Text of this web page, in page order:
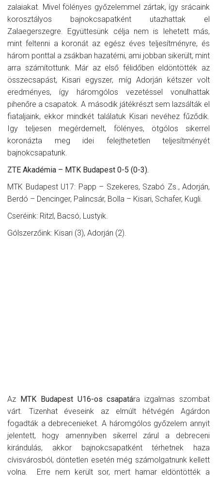
zalaiakat. Mivel fölényes győzelemmel zártak, így srácaink
korosztályos bajnokcsapatként utazhattak el
Zalaegerszegre. Együttesünk célja nem is lehetett más,
mint feltenni a koronát az egész éves teljesítményre, és
három ponttal a zsákban hazatérni, ami jobban sikerült, mint
arra számítottunk. Már az első félidőben eldöntötték az
összecsapást, Kisari egyszer, míg Adorján kétszer volt
eredményes, így háromgólos vezetéssel vonulhattak
pihenőre a csapatok. A második játékrészt sem lazsálták el
fiataljaink, ekkor mindkét találatuk Kisari nevéhez fűződik.
Igy teljesen megérdemelt, fölényes, ötgólos sikerrel
koronázta meg idei felejthetetlen teljesítményét
bajnokcsapatunk.
ZTE Akadémia – MTK Budapest 0-5 (0-3).
MTK Budapest U17: Papp – Szekeres, Szabó Zs., Adorján,
Berdó – Dencinger, Palincsár, Bolla – Kisari, Schafer, Kugli.
Cseréink: Ritzl, Bacsó, Lustyik.
Gólszerzőink: Kisari (3), Adorján (2).
Az MTK Budapest U16-os csapatára izgalmas szombat
várt. Tizenhat éveseink az elmúlt hétvégén Agárdon
fogadták a debrecenieket. A háromgólos győzelem annyit
jelentett, hogy amennyiben sikerrel zárul a debreceni
kirándulás, akkor bajnokcsapatként térhetnek haza
cívisvárosból, döntetlen esetén még számolgatnunk kellett
volna. Erre nem került sor, mert hamar eldöntötték a